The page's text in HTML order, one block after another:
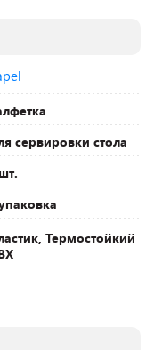
сервировки стола
Термостойкий